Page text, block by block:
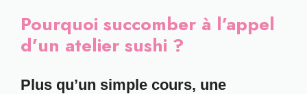
Pourquoi succomber à l’appel
d’un atelier sushi ?
Plus qu’un simple cours, une